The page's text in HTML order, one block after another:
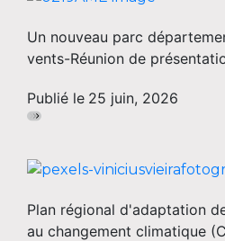
Un nouveau parc
vents-Réunion de
Publié le 25 juin, 2026
Plan régional d'adaptation
au changement climatique